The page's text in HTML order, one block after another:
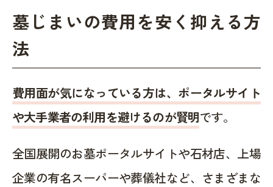
墓じまいの費用を安く抑える方
法
費用面が気になっている方は、ポータルサイト
や大手業者の利用を避けるのが賢明です。
全国展開のお墓ポータルサイトや石材店、上場
企業の有名スーパーや葬儀社など、さまざまな